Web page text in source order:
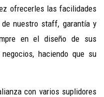
ofrecerles las facilidades
nuestro staff, garantía y
en el diseño de sus
haciendo que su
con varios suplidores